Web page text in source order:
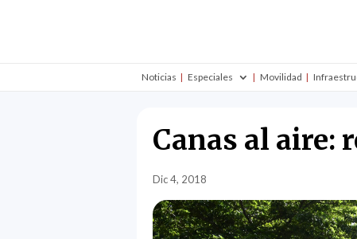
Noticias Especiales Movilidad
Canas al aire:
Dic 4, 2018